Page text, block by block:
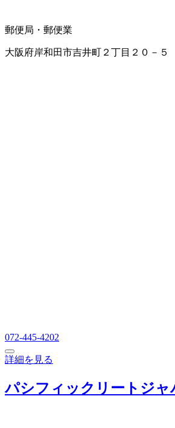
郵便局・郵便業
大阪府岸和田市吉井町２丁目２０－５
072-445-4202
詳細を見る
パシフィックリートジャ